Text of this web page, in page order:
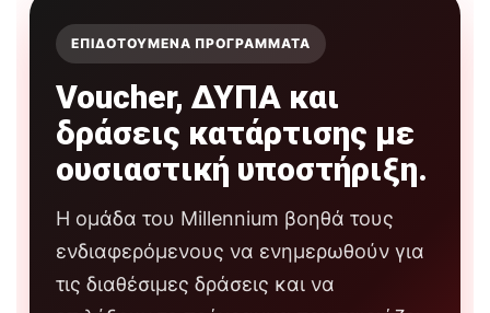
ΕΠΙΔΟΤΟΎΜΕΝΑ ΠΡΟΓΡΆΜΜΑΤΑ
Voucher, ΔΥΠΑ και
δράσεις κατάρτισης με
ουσιαστική υποστήριξη.
Η ομάδα του Millennium βοηθά τους
ενδιαφερόμενους να ενημερωθούν για
τις διαθέσιμες δράσεις και να